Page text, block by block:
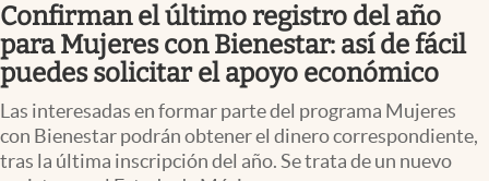
Pc y celular
Vida y estilo
Tv
Clima
Confirman el último registro del año
para Mujeres con Bienestar: así de fácil
puedes solicitar el apoyo económico
Las interesadas en formar parte del programa Mujeres
con Bienestar podrán obtener el dinero correspondiente,
tras la última inscripción del año. Se trata de un nuevo